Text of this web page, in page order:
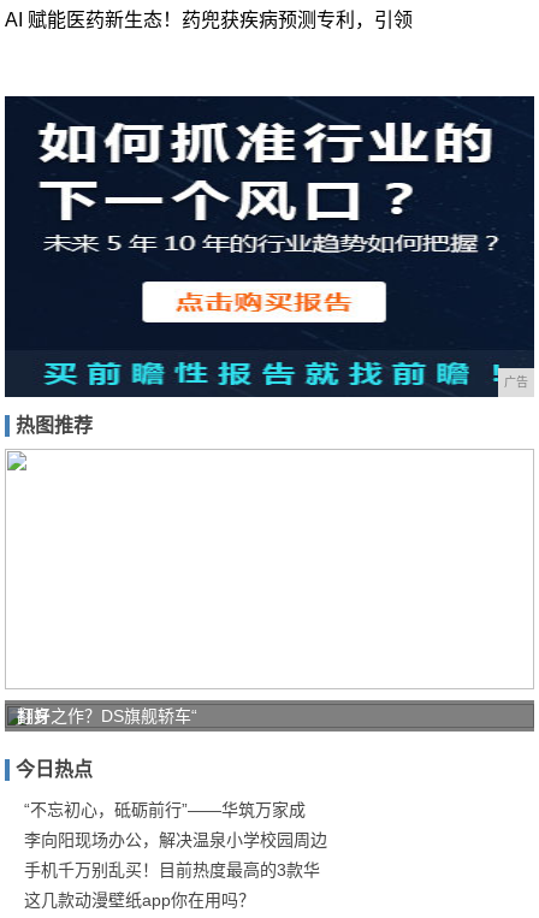
AI 赋能医药新生态！药兜获疾病预测专利，引领
广告
热图推荐
打好
防疫
保卫
战！
商汤
翻身之作？DS旗舰轿车“
今日热点
“不忘初心，砥砺前行”——华筑万家成
李向阳现场办公，解决温泉小学校园周边
手机千万别乱买！目前热度最高的3款华
这几款动漫壁纸app你在用吗？